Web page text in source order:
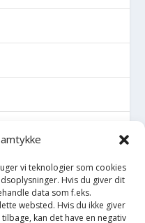
vi teknologier som cookies
Hvis du giver dit
data som f.eks.
websted. Hvis du ikke giver
kan det have en negativ